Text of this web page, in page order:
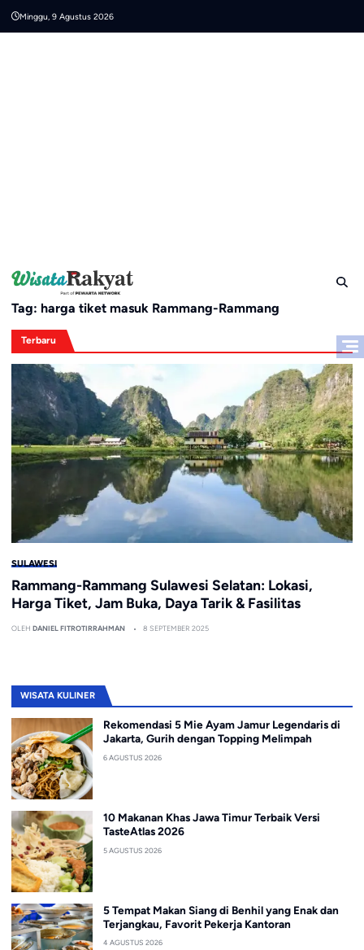
Minggu, 9 Agustus 2026
Tag: harga tiket masuk Rammang-Rammang
Terbaru
SULAWESI
Rammang-Rammang Sulawesi Selatan: Lokasi,
Harga Tiket, Jam Buka, Daya Tarik & Fasilitas
OLEH DANIEL FITROTIRRAHMAN 8 SEPTEMBER 2025
WISATA KULINER
Rekomendasi 5 Mie Ayam Jamur Legendaris di
Jakarta, Gurih dengan Topping Melimpah
6 AGUSTUS 2026
10 Makanan Khas Jawa Timur Terbaik Versi
TasteAtlas 2026
5 AGUSTUS 2026
5 Tempat Makan Siang di Benhil yang Enak dan
Terjangkau, Favorit Pekerja Kantoran
4 AGUSTUS 2026